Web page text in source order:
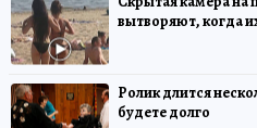
вытворяют, когда
Ролик длится
будете долго